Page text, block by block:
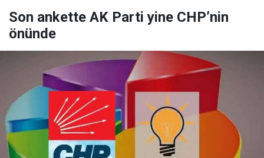
Son ankette AK Parti yine CHP’nin
önünde